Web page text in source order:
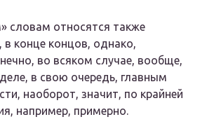
словам относятся также
в конце концов, однако,
во всяком случае, вообще,
в свою очередь, главным
наоборот, значит, по крайней
например, примерно.